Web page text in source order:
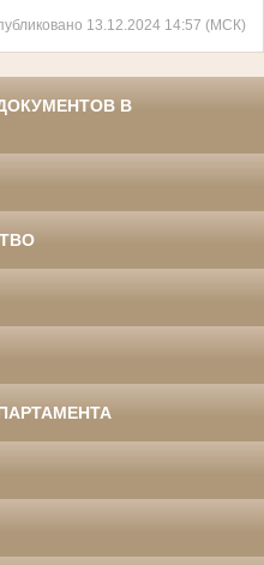
13.12.2024 14:57 (МСК)
В